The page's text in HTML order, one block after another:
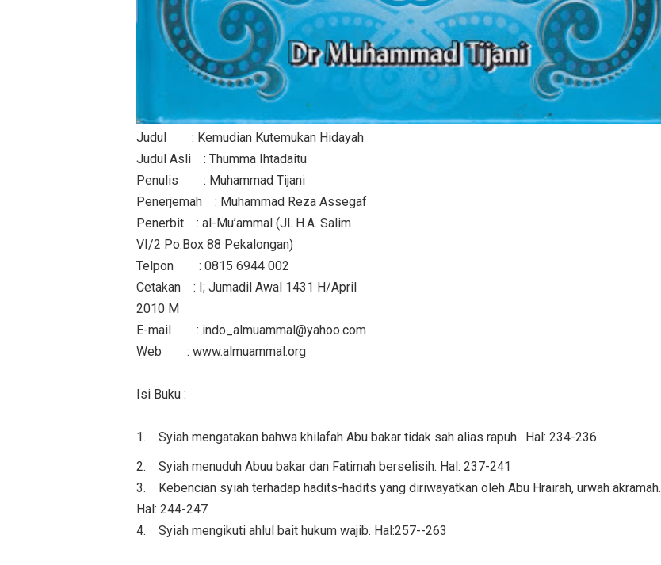
Judul : Kemudian Kutemukan Hidayah
Judul Asli : Thumma Ihtadaitu
Penulis : Muhammad Tijani
Penerjemah : Muhammad Reza Assegaf
Penerbit : al-Mu’ammal (Jl. H.A. Salim
VI/2 Po.Box 88 Pekalongan)
Telpon : 0815 6944 002
Cetakan : I; Jumadil Awal 1431 H/April
2010 M
E-mail : indo_almuammal@yahoo.com
Web : www.almuammal.org
Isi Buku :
1. Syiah mengatakan bahwa khilafah Abu bakar tidak sah alias rapuh. Hal: 234-236
2. Syiah menuduh Abuu bakar dan Fatimah berselisih. Hal: 237-241
3. Kebencian syiah terhadap hadits-hadits yang diriwayatkan oleh Abu Hrairah, urwah akramah.
Hal: 244-247
4. Syiah mengikuti ahlul bait hukum wajib. Hal:257--263